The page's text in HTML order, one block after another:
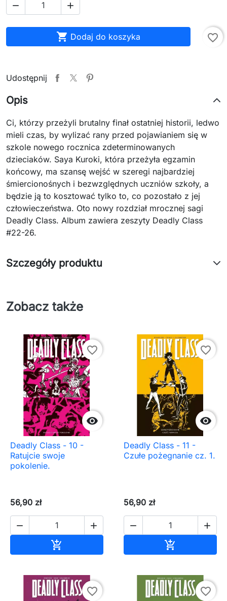
 
 Dodaj do koszyka favorite_border
Udostępnij
Opis
Ci, którzy przeżyli brutalny finał ostatniej historii, ledwo
mieli czas, by wylizać rany przed pojawianiem się w
szkole nowego rocznica zdeterminowanych
dzieciaków. Saya Kuroki, która przeżyła egzamin
końcowy, ma szansę wejść w szeregi najbardziej
śmiercionośnych i bezwzględnych uczniów szkoły, a
będzie ją to kosztować tylko to, co pozostało z jej
człowieczeństwa. Oto nowy rozdział mrocznej sagi
Deadly Class. Album zawiera zeszyty Deadly Class
#22-26.
Szczegóły produktu
Zobacz także

favorite_border
Deadly Class - 10 -
Ratujcie swoje
pokolenie.
56,90 zł
 


favorite_border
Deadly Class - 11 -
Czułe pożegnanie cz. 1.
56,90 zł
 

favorite_border favorite_border